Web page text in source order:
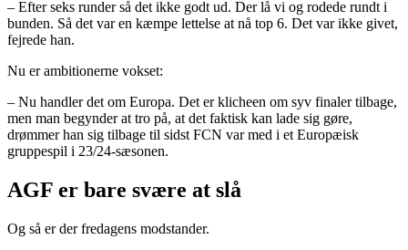
– Efter seks runder så det ikke godt ud. Der lå vi og rodede rundt i
bunden. Så det var en kæmpe lettelse at nå top 6. Det var ikke givet,
fejrede han.
Nu er ambitionerne vokset:
– Nu handler det om Europa. Det er klicheen om syv finaler tilbage,
men man begynder at tro på, at det faktisk kan lade sig gøre,
drømmer han sig tilbage til sidst FCN var med i et Europæisk
gruppespil i 23/24-sæsonen.
AGF er bare svære at slå
Og så er der fredagens modstander.